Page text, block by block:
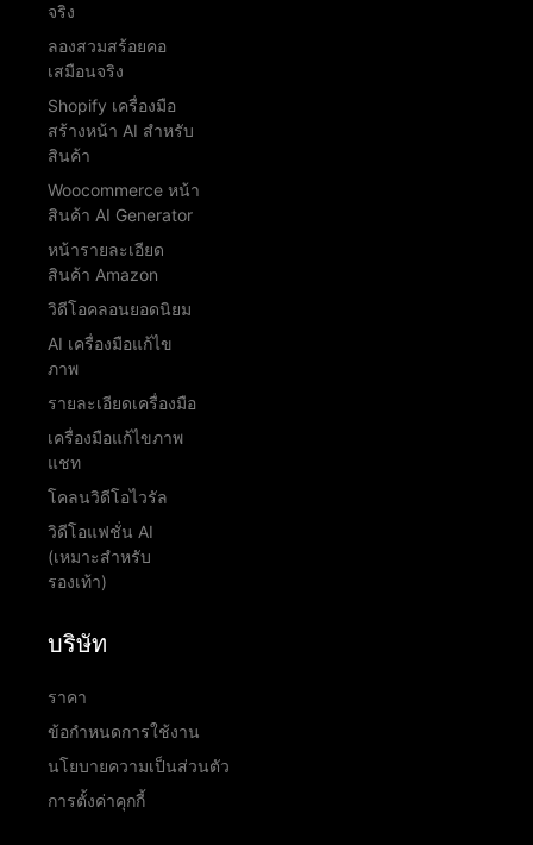
จริง
ลองสวมสร้อยคอ
เสมือนจริง
Shopify เครื่องมือ
สร้างหน้า AI สำหรับ
สินค้า
Woocommerce หน้า
สินค้า AI Generator
หน้ารายละเอียด
สินค้า Amazon
วิดีโอคลอนยอดนิยม
AI เครื่องมือแก้ไข
ภาพ
รายละเอียดเครื่องมือ
เครื่องมือแก้ไขภาพ
แชท
โคลนวิดีโอไวรัล
วิดีโอแฟชั่น AI
(เหมาะสำหรับ
รองเท้า)
บริษัท
ราคา
ข้อกำหนดการใช้งาน
นโยบายความเป็นส่วนตัว
การตั้งค่าคุกกี้